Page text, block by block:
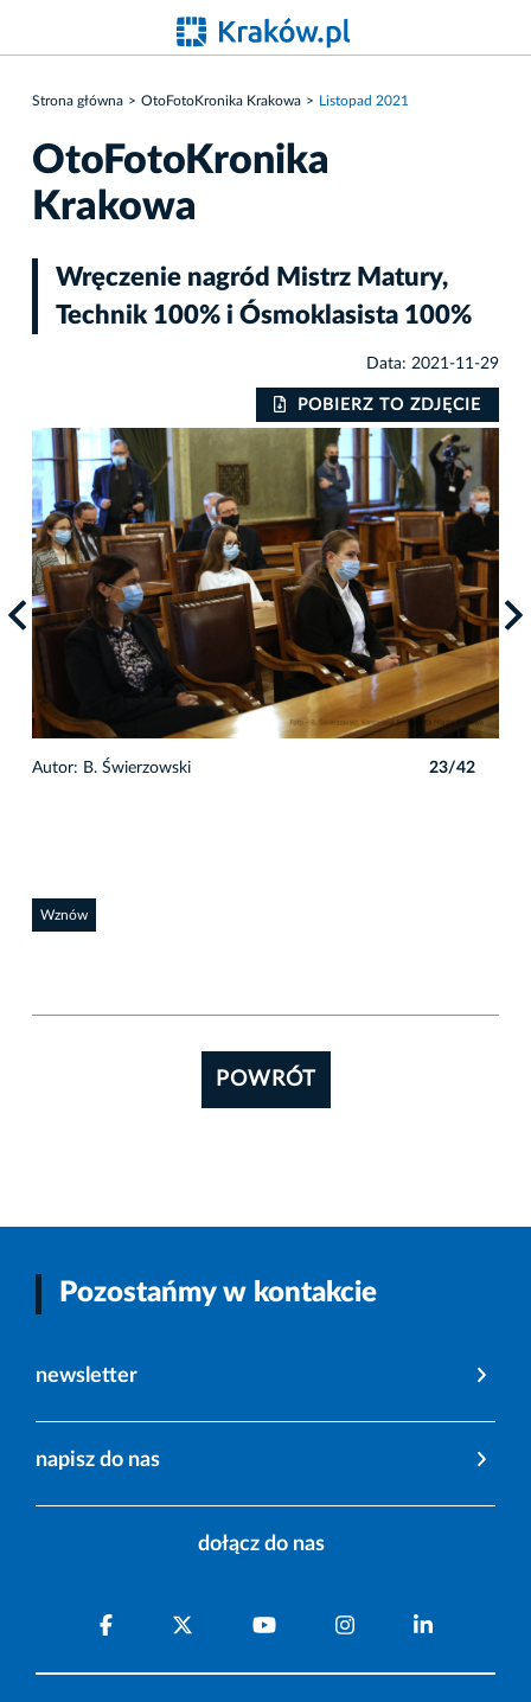
Strona główna OtoFotoKronika Krakowa Listopad 2021
OtoFotoKronika
Krakowa
Wręczenie nagród Mistrz Matury,
Technik 100% i Ósmoklasista 100%
Data: 2021-11-29
POBIERZ TO ZDJĘCIE
Autor: B. Świerzowski 23/42
Wznów
POWRÓT
Pozostańmy w kontakcie
newsletter
napisz do nas
dołącz do nas